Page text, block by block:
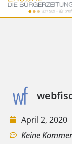
April 2, 2020
Keine